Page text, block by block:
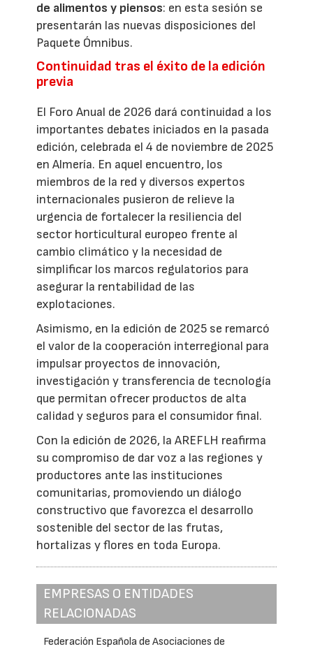
de alimentos y piensos: en esta sesión se
presentarán las nuevas disposiciones del
Paquete Ómnibus.
Continuidad tras el éxito de la edición
previa
El Foro Anual de 2026 dará continuidad a los
importantes debates iniciados en la pasada
edición, celebrada el 4 de noviembre de 2025
en Almería. En aquel encuentro, los
miembros de la red y diversos expertos
internacionales pusieron de relieve la
urgencia de fortalecer la resiliencia del
sector horticultural europeo frente al
cambio climático y la necesidad de
simplificar los marcos regulatorios para
asegurar la rentabilidad de las
explotaciones.
Asimismo, en la edición de 2025 se remarcó
el valor de la cooperación interregional para
impulsar proyectos de innovación,
investigación y transferencia de tecnología
que permitan ofrecer productos de alta
calidad y seguros para el consumidor final.
Con la edición de 2026, la AREFLH reafirma
su compromiso de dar voz a las regiones y
productores ante las instituciones
comunitarias, promoviendo un diálogo
constructivo que favorezca el desarrollo
sostenible del sector de las frutas,
hortalizas y flores en toda Europa.
EMPRESAS O ENTIDADES
RELACIONADAS
Federación Española de Asociaciones de